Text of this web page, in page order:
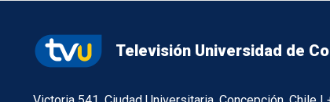
Televisión Universidad de